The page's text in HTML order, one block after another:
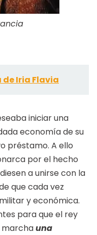
Iria Flavia
iniciar una
economía de su
préstamo. A ello
por el hecho
a unirse con la
que cada vez
y económica.
para que el rey
marchauna